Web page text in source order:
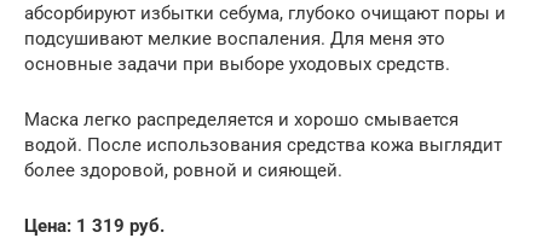
абсорбируют избытки себума, глубоко очищают поры и
подсушивают мелкие воспаления. Для меня это
основные задачи при выборе уходовых средств.
Маска легко распределяется и хорошо смывается
водой. После использования средства кожа выглядит
более здоровой, ровной и сияющей.
Цена: 1 319 руб.